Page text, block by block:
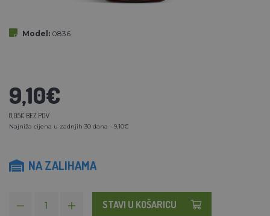
Model: 0836
9,10€
8,05€ BEZ PDV
Najniža cijena u zadnjih 30 dana - 9,10€
NA ZALIHAMA
STAVI U KOŠARICU